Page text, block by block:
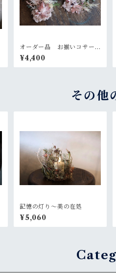
オーダー品 お揃いコサー
ジュセット
¥4,400
その他
記憶の灯り〜美の在処
¥5,060